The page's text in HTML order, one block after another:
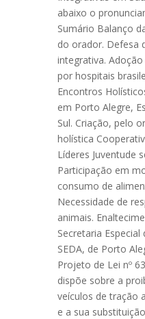
abaixo o
Sumário Balanço
do orador. Defesa
integrativa.
por hospitais
Encontros
em Porto Alegre,
Sul. Criação, pelo
holística
Líderes Juventude
Participação em
consumo de
Necessidade de
animais.
Secretaria
SEDA, de Porto
Projeto de Lei nº
dispõe sobre a
veículos de tração
e a sua